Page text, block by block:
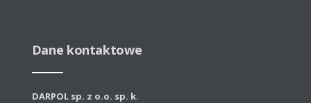
Dane kontaktowe
DARPOL sp. z o.o. sp. k.